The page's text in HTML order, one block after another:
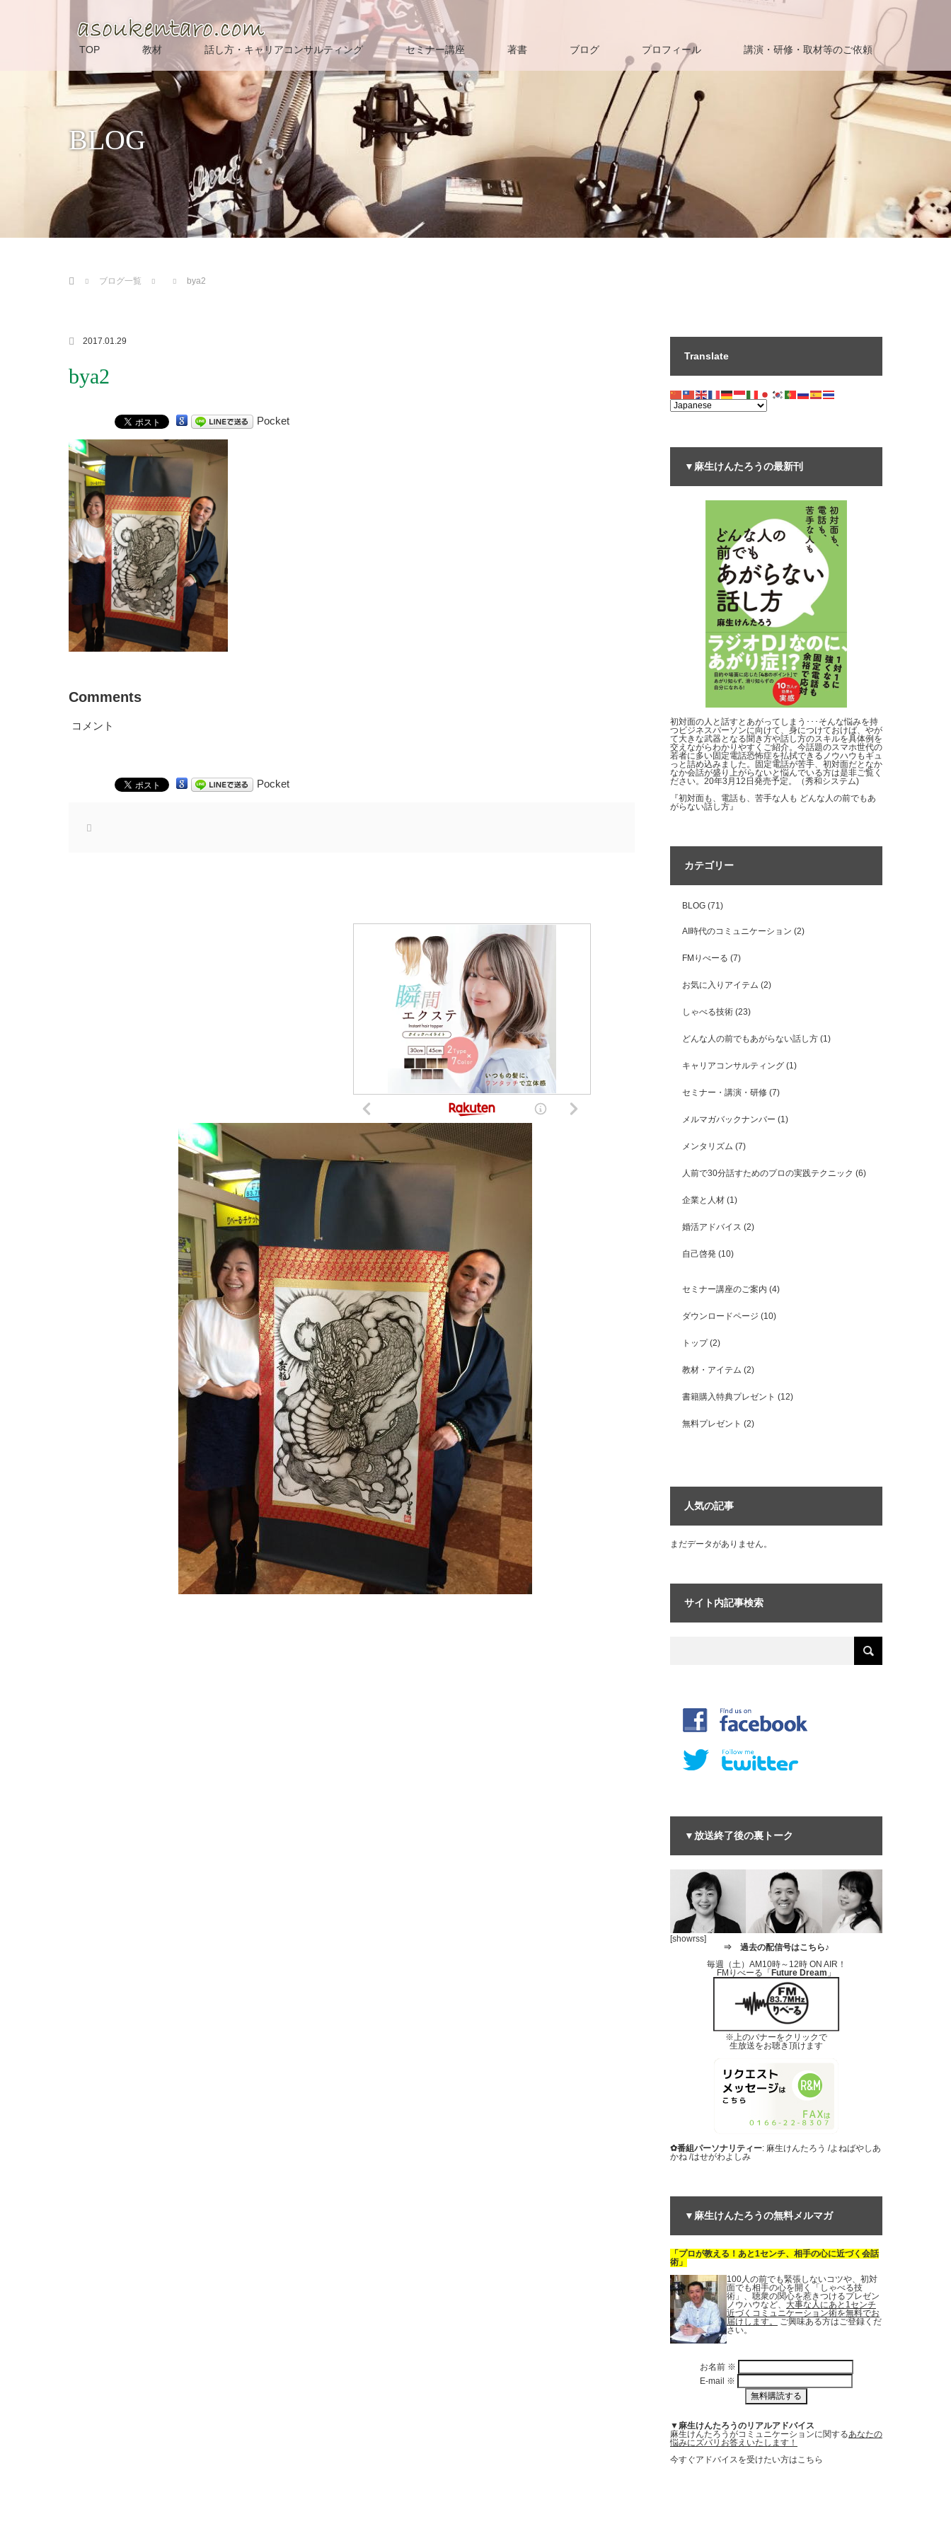
TOP 教材 話し方・キャリアコンサルティング セミナー講座 著書 ブログ プロフィール 講演・研修・取材等のご依頼
BLOG
ブログ一覧
bya2
2017.01.29
bya2
Pocket
Comments
コメント
Pocket
Translate
▼麻生けんたろうの最新刊
初対面の人と話すとあがってしまう･･･そんな悩みを持
つビジネスパーソンに向けて、身につけておけば、やが
て大きな武器となる聞き方や話し方のスキルを具体例を
交えながらわかりやすくご紹介。今話題のスマホ世代の
若者に多い固定電話恐怖症を払拭できるノウハウもギュ
っと詰め込みました。固定電話が苦手、初対面だとなか
なか会話が盛り上がらないと悩んでいる方は是非ご覧く
ださい。20年3月12日発売予定。（秀和システム)
『初対面も、電話も、苦手な人も どんな人の前でもあ
がらない話し方』
カテゴリー
BLOG (71)
AI時代のコミュニケーション (2)
FMりべーる (7)
お気に入りアイテム (2)
しゃべる技術 (23)
どんな人の前でもあがらない話し方 (1)
キャリアコンサルティング (1)
セミナー・講演・研修 (7)
メルマガバックナンバー (1)
メンタリズム (7)
人前で30分話すためのプロの実践テクニック (6)
企業と人材 (1)
婚活アドバイス (2)
自己啓発 (10)
セミナー講座のご案内 (4)
ダウンロードページ (10)
トップ(2)
教材・アイテム (2)
書籍購入特典プレゼント (12)
無料プレゼント (2)
人気の記事
まだデータがありません。
サイト内記事検索
▼放送終了後の裏トーク
[showrss]
⇒ 過去の配信号はこちら♪
毎週（土）AM10時～12時 ON AIR！
FMりべーる「Future Dream 」
※上のバナーをクリックで
生放送をお聴き頂けます
✿番組パーソナリティー: 麻生けんたろう /よねばやしあ
かね /はせがわよしみ
▼麻生けんたろうの無料メルマガ
「プロが教える！あと1センチ、相手の心に近づく会話
術」
100人の前でも緊張しないコツや、初対
面でも相手の心を開く「しゃべる技
術」、聴衆の関心を惹きつけるプレゼン
ノウハウなど、 大事な人にあと1センチ
近づくコミュニケーション術を無料でお
届けします。
ご興味ある方はご登録くだ
さい。
お名前 ※
E-mail ※
▼麻生けんたろうのリアルアドバイス
麻生けんたろうがコミュニケーションに関するあなたの
悩みにズバリお答えいたします！
今すぐアドバイスを受けたい方はこちら